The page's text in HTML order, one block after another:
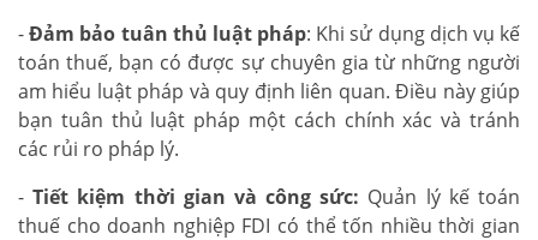
-Đảm bảo tuân thủ luật pháp: Khi sử dụng dịch vụ kế
toán thuế, bạn có được sự chuyên gia từ những người
am hiểu luật pháp và quy định liên quan. Điều này giúp
bạn tuân thủ luật pháp một cách chính xác và tránh
các rủi ro pháp lý.
-Tiết kiệm thời gian và công sức: Quản lý kế toán
thuế cho doanh nghiệp FDI có thể tốn nhiều thời gian